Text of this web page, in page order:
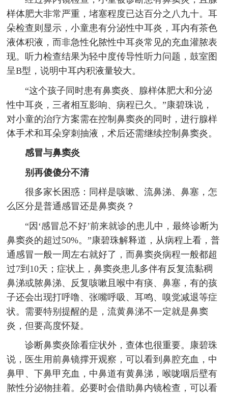
样体肥大非常严重，堵塞程度已达百分之八九十。耳
朵检查则显示，小童患有分泌性中耳炎，耳内有茶色
液体积液，而非急性化脓性中耳炎常见的充血灌脓表
现。听力检查结果为轻中度传导性听力问题，鼓室图
呈B型，说明中耳内积液量较大。
“这个孩子同时患有鼻窦炎、腺样体肥大和分泌
性中耳炎，三者相互影响、病程已久。”康碧珠说，
对小童的治疗方案需在控制鼻窦炎的同时，进行腺样
体手术和耳朵穿刺抽液，术后还需继续控制鼻窦炎。
感冒与鼻窦炎
别再傻傻分不清
很多家长困惑：同样是咳嗽、流鼻涕、鼻塞，怎
么区分是普通感冒还是鼻窦炎？
“因‘感冒总不好’前来就诊的患儿中，最终诊断为
鼻窦炎的超过50%。”康碧珠解释道，从病程上看，普
通感冒一般一周左右就好了，而鼻窦炎病程一般都超
过7到10天；症状上，鼻窦炎患儿多伴有反复流黏稠
鼻涕或脓鼻涕、反复咳嗽且喉中有痰、鼻塞，有的孩
子还会出现打呼噜、张嘴呼吸、耳鸣、嗅觉减退等症
状。需要特别提醒的是，流黄鼻涕不一定就是鼻窦
炎，但要高度怀疑。
诊断鼻窦炎除看症状外，查体也很重要。康碧珠
说，医生用前鼻镜撑开观察，可以看到鼻腔充血，中
鼻甲、下鼻甲充血，中鼻道有黄鼻涕，喉咙咽后壁有
脓性分泌物挂着。必要时会借助鼻内镜检查，可以看